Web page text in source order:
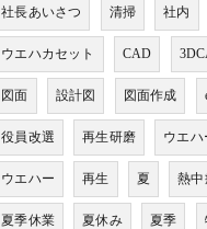
社長あいさつ 清掃 社内
ウエハカセット CAD
図面 設計図 図面作成
役員改選 再生研磨 ウエハ
ウエハー 再生 夏 熱中
夏季休業 夏休み 夏季